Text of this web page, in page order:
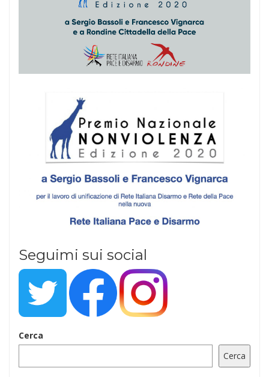
Seguimi sui social
Cerca
Cerca